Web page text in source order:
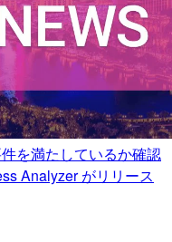
を満たしているか確認
Analyzer がリリース